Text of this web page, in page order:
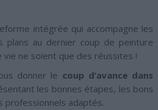
intégrée qui accompagne les
plans au dernier coup de peinture
ne soient que des réussites !
donner le coup d’avance dans
les bonnes étapes, les bons
professionnels adaptés.